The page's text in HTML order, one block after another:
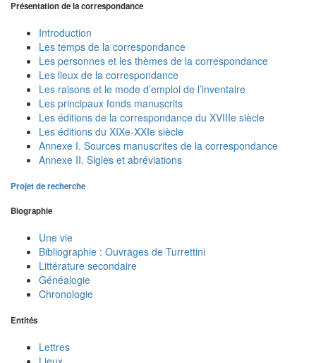
Présentation de la correspondance
Introduction
Les temps de la correspondance
Les personnes et les thèmes de la correspondance
Les lieux de la correspondance
Les raisons et le mode d’emploi de l’inventaire
Les principaux fonds manuscrits
Les éditions de la correspondance du XVIIIe siècle
Les éditions du XIXe-XXIe siècle
Annexe I. Sources manuscrites de la correspondance
Annexe II. Sigles et abréviations
Projet de recherche
Biographie
Une vie
Bibliographie : Ouvrages de Turrettini
Littérature secondaire
Généalogie
Chronologie
Entités
Lettres